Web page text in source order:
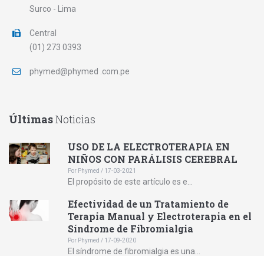
Surco - Lima
Central
(01) 273 0393
phymed@phymed .com.pe
ÚltimasNoticias
USO DE LA ELECTROTERAPIA EN
NIÑOS CON PARÁLISIS CEREBRAL
Por Phymed / 17-03-2021
El propósito de este artículo es e...
Efectividad de un Tratamiento de
Terapia Manual y Electroterapia en el
Síndrome de Fibromialgia
Por Phymed / 17-09-2020
El síndrome de fibromialgia es una...